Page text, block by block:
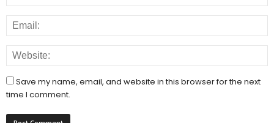
Save my name, email, and website in this browser for the next
time I comment.